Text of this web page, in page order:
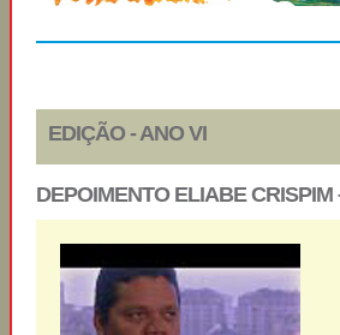
EDIÇÃO - ANO VI
DEPOIMENTO ELIABE